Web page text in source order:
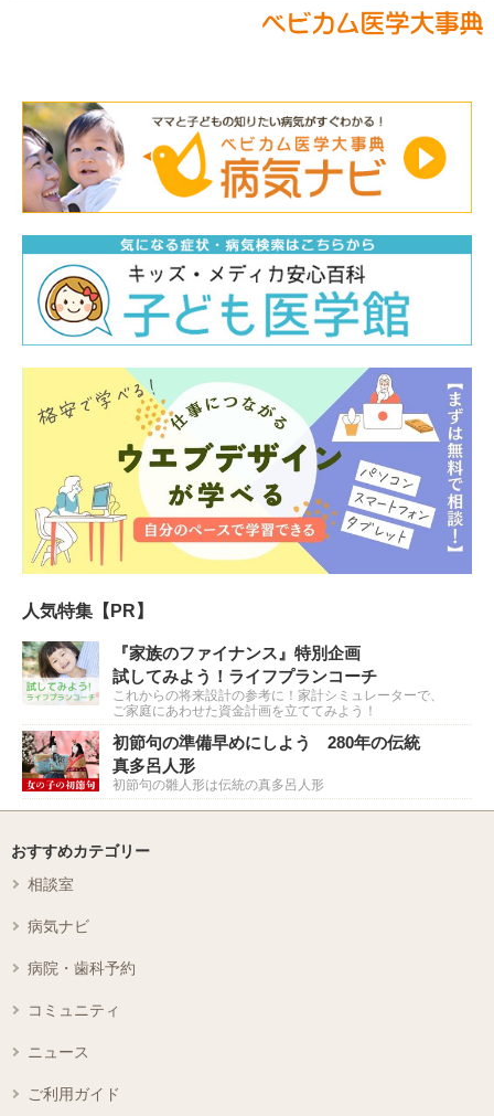
人気特集【PR】
『家族のファイナンス』特別企画
試してみよう！ライフプランコーチ
これからの将来設計の参考に！家計シミュレーターで、
ご家庭にあわせた資金計画を立ててみよう！
初節句の準備早めにしよう 280年の伝統
真多呂人形
初節句の雛人形は伝統の真多呂人形
おすすめカテゴリー
相談室
病気ナビ
病院・歯科予約
コミュニティ
ニュース
ご利用ガイド